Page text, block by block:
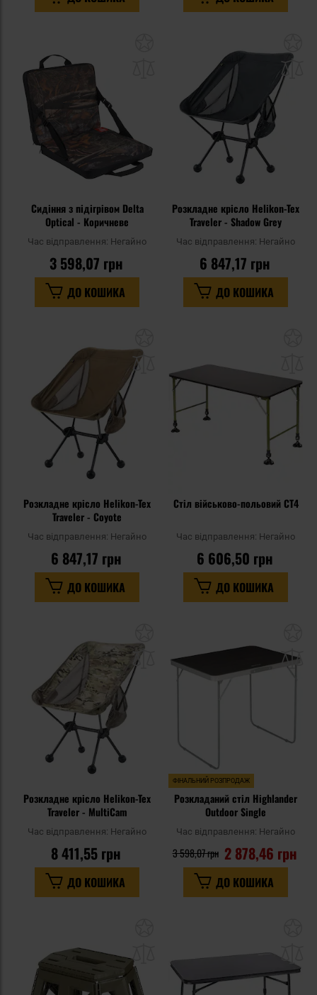
уподобань
Сидіння з підігрівом Delta
Optical - Коричневе
Час відправлення: Негайно
3 598,07 грн
ДО КОШИКА
Розкладне крісло Helikon-Tex
Traveler - Shadow Grey
Час відправлення: Негайно
6 847,17 грн
ДО КОШИКА
списку
уподобань
Розкладне крісло Helikon-Tex
Traveler - Coyote
Час відправлення: Негайно
6 847,17 грн
ДО КОШИКА
Стіл військово-польовий СТ4
Час відправлення: Негайно
6 606,50 грн
ДО КОШИКА
списку
уподобань
Розкладне крісло Helikon-Tex
Traveler - MultiCam
Час відправлення: Негайно
8 411,55 грн
ДО КОШИКА
ФІНАЛЬНИЙ РОЗПРОДАЖ
Розкладаний стіл Highlander
Outdoor Single
Час відправлення: Негайно
2 878,46 грн
3 598,07 грн
ДО КОШИКА
списку
уподобань